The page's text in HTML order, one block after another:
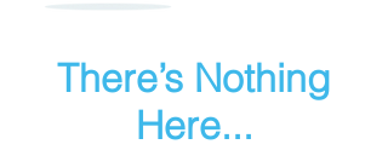
There’s Nothing
Here...